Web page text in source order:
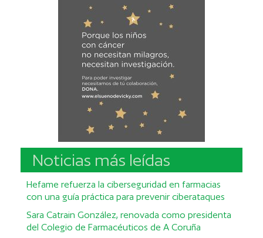
Noticias más leídas
Hefame refuerza la ciberseguridad en farmacias
con una guía práctica para prevenir ciberataques
Sara Catrain González, renovada como presidenta
del Colegio de Farmacéuticos de A Coruña